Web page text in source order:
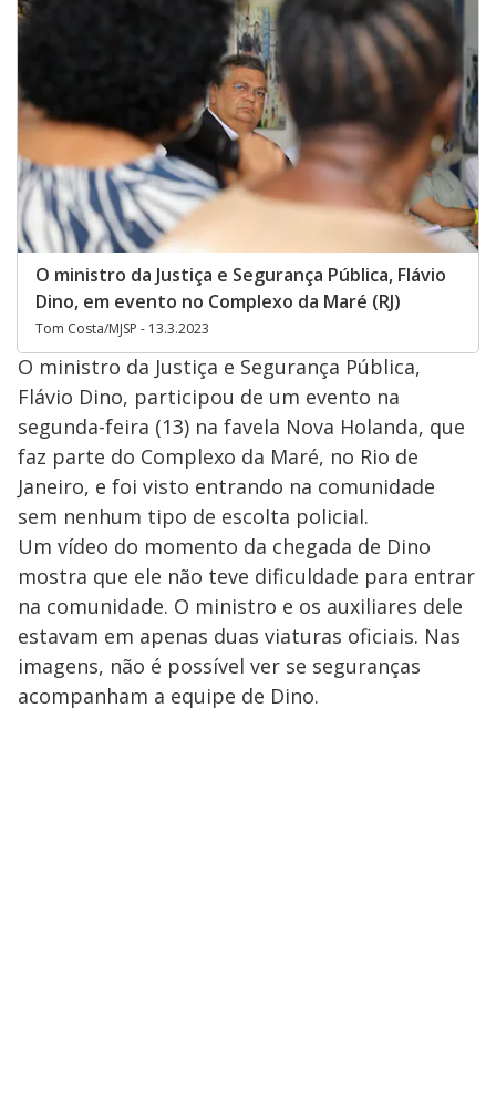
O ministro da Justiça e Segurança Pública, Flávio
Dino, em evento no Complexo da Maré (RJ)
Tom Costa/MJSP - 13.3.2023
O ministro da Justiça e Segurança Pública,
Flávio Dino, participou de um evento na
segunda-feira (13) na favela Nova Holanda, que
faz parte do Complexo da Maré, no Rio de
Janeiro, e foi visto entrando na comunidade
sem nenhum tipo de escolta policial.
Um vídeo do momento da chegada de Dino
mostra que ele não teve dificuldade para entrar
na comunidade. O ministro e os auxiliares dele
estavam em apenas duas viaturas oficiais. Nas
imagens, não é possível ver se seguranças
acompanham a equipe de Dino.